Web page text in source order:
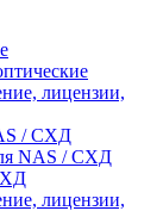
лицензии,
/ СХД
NAS / СХД
лицензии,